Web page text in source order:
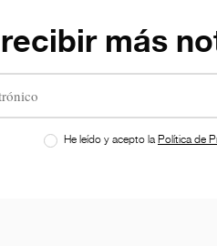
más
He leído y acepto la Política de